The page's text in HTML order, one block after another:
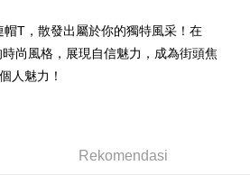
memerlukan permohonan tambahan.
AFTEE Beli Sekarang Bayar Kemudian
帽T，散發出屬於你的獨特風采！在
尚風格，展現自信魅力，成為街頭焦
人魅力！
Rekomendasi